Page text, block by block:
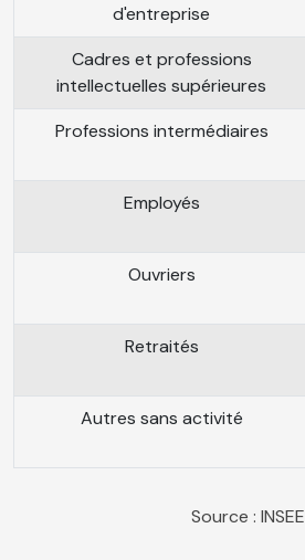
d'entreprise
Cadres et professions
intellectuelles supérieures
Professions intermédiaires
Employés
Ouvriers
Retraités
Autres sans activité
Source : INSEE